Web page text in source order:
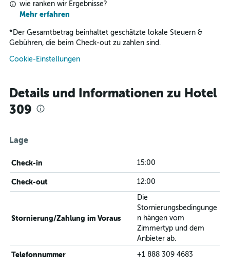
wie ranken wir Ergebnisse?
Mehr erfahren
* Der Gesamtbetrag beinhaltet geschätzte lokale Steuern &
Gebühren, die beim Check-out zu zahlen sind.
Cookie-Einstellungen
Details und Informationen zu Hotel
309
Lage
Check-in 15:00
Check-out 12:00
Stornierung/Zahlung im Voraus
Die
Stornierungsbedingunge
n hängen vom
Zimmertyp und dem
Anbieter ab.
Telefonnummer +1 888 309 4683